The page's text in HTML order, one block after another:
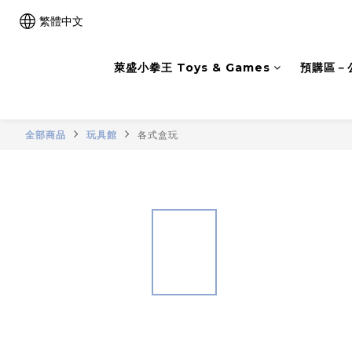
繁體中文
萊盛小拳王 Toys & Games 預購區－
全部商品 玩具館 各式盒玩